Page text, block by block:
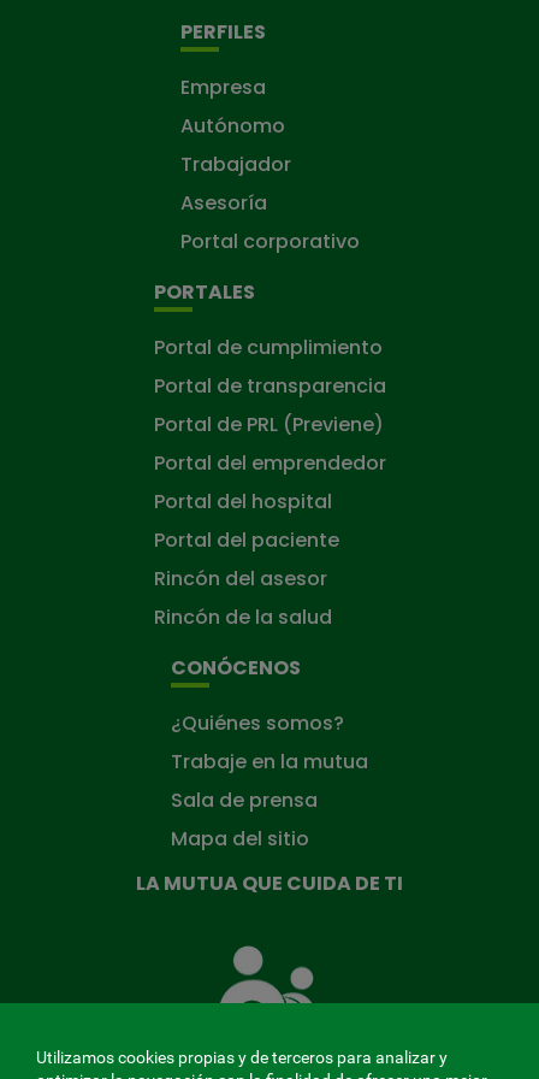
PERFILES
Empresa
Autónomo
Trabajador
Asesoría
Portal corporativo
PORTALES
Portal de cumplimiento
Portal de transparencia
Portal de PRL (Previene)
Portal del emprendedor
Portal del hospital
Portal del paciente
Rincón del asesor
Rincón de la salud
CONÓCENOS
¿Quiénes somos?
Trabaje en la mutua
Sala de prensa
Mapa del sitio
LA MUTUA QUE CUIDA DE TI
Mutua
que
ti
Utilizamos cookies propias y de terceros para analizar y